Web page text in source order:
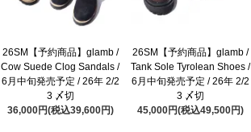
26SM【予約商品】glamb /
Cow Suede Clog Sandals /
6月中旬発売予定 / 26年 2/2
3 〆切
36,000円(税込39,600円)
26SM【予約商品】glamb /
Tank Sole Tyrolean Shoes /
6月中旬発売予定 / 26年 2/2
3 〆切
45,000円(税込49,500円)